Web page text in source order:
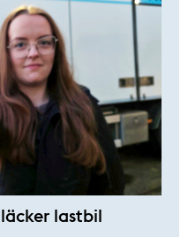
lastbil